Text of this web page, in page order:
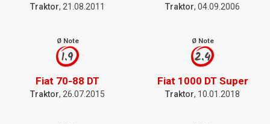
Traktor, 21.08.2011 Traktor, 04.09.2006
Ø Note
1.9
Fiat 70-88 DT
Traktor, 26.07.2015
Ø Note
2.4
Fiat 1000 DT Super
Traktor, 10.01.2018